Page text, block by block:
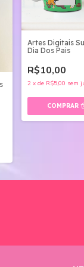
Artes Digitais
Dia Dos Pais
R$10,00
2 x de R$5,00 sem